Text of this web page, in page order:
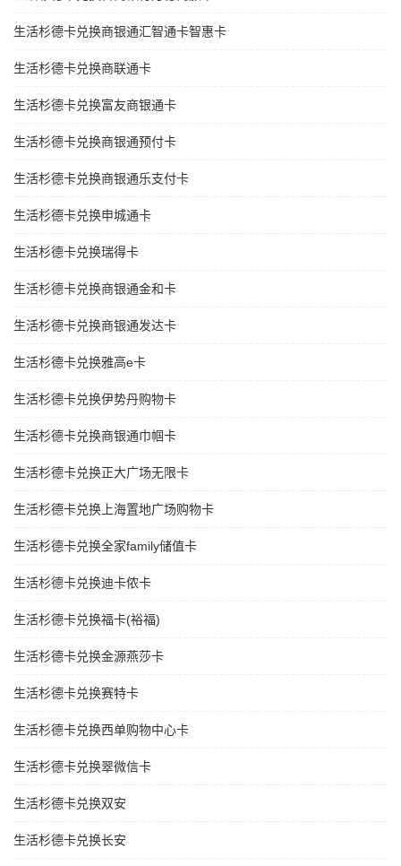
生活杉德卡兑换商银通汇智通卡智惠卡
生活杉德卡兑换商联通卡
生活杉德卡兑换富友商银通卡
生活杉德卡兑换商银通预付卡
生活杉德卡兑换商银通乐支付卡
生活杉德卡兑换申城通卡
生活杉德卡兑换瑞得卡
生活杉德卡兑换商银通金和卡
生活杉德卡兑换商银通发达卡
生活杉德卡兑换雅高e卡
生活杉德卡兑换伊势丹购物卡
生活杉德卡兑换商银通巾帼卡
生活杉德卡兑换正大广场无限卡
生活杉德卡兑换上海置地广场购物卡
生活杉德卡兑换全家family储值卡
生活杉德卡兑换迪卡侬卡
生活杉德卡兑换福卡(裕福)
生活杉德卡兑换金源燕莎卡
生活杉德卡兑换赛特卡
生活杉德卡兑换西单购物中心卡
生活杉德卡兑换翠微信卡
生活杉德卡兑换双安
生活杉德卡兑换长安